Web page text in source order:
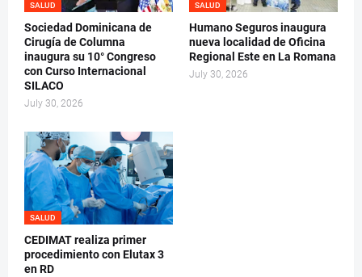
SALUD
Sociedad Dominicana de
Cirugía de Columna
inaugura su 10° Congreso
con Curso Internacional
SILACO
July 30, 2026
SALUD
Humano Seguros inaugura
nueva localidad de Oficina
Regional Este en La Romana
July 30, 2026
SALUD
CEDIMAT realiza primer
procedimiento con Elutax 3
en RD